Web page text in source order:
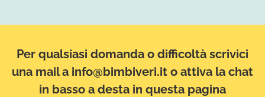
Per qualsiasi domanda o difficoltà scrivici
una mail a info@bimbiveri.it o attiva la chat
in basso a desta in questa pagina